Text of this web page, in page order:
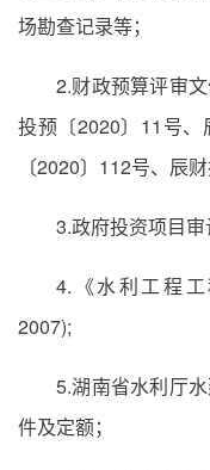
场勘查记录等；
2.财政预算评审
投预〔2020〕11号
〔2020〕112号、辰
3.政府投资项目审
4.《水利工程
2007);
5.湖南省水利厅
件及定额；